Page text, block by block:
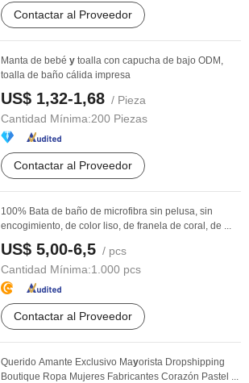
Contactar al Proveedor
Manta de bebé y toalla con capucha de bajo ODM,
toalla de baño cálida impresa
US$ 1,32-1,68 / Pieza
Cantidad Mínima:200 Piezas
Contactar al Proveedor
100% Bata de baño de microfibra sin pelusa, sin
encogimiento, de color liso, de franela de coral, de ...
US$ 5,00-6,5 / pcs
Cantidad Mínima:1.000 pcs
Contactar al Proveedor
Querido Amante Exclusivo Mayorista Dropshipping
Boutique Ropa Mujeres Fabricantes Corazón Pastel ...